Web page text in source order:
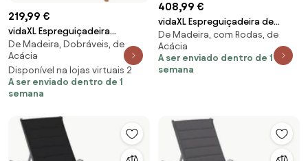
219,99 €
vidaXL Espreguiçadeira
dobrável com almofadão
madeira acácia maciça
De Madeira, Dobráveis, de
Acácia
Disponível na lojas virtuais 2
A ser enviado dentro de 1
semana
408,99 €
vidaXL Espreguiçadeira de
jardim c/ almofadões 2
pessoas acácia maciça
De Madeira, com Rodas, de
Acácia
A ser enviado dentro de 1
semana